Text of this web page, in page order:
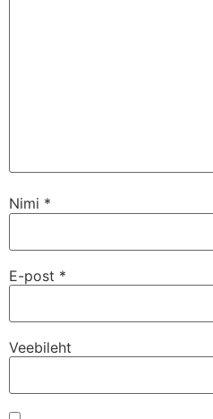
Nimi *
E-post *
Veebileht